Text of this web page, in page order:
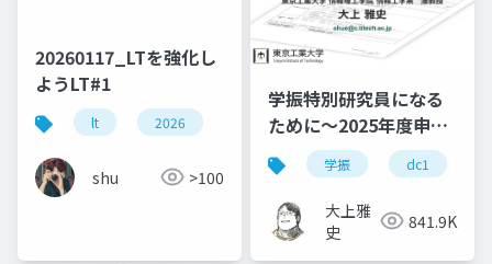
20260117_LTを強化し
ようLT#1
lt 2026
shu >100
学振特別研究員になる
ために～2025年度申請
版
学振 dc1
大上雅
史
841.9K